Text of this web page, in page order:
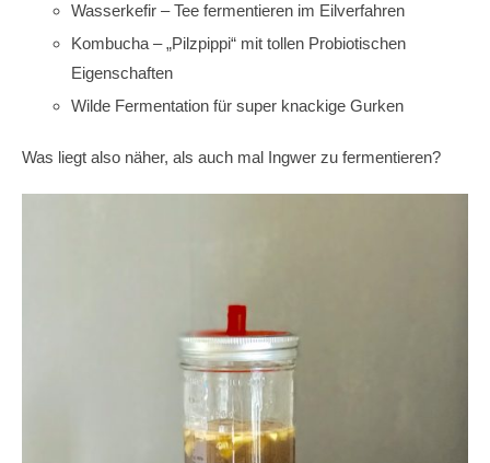
Wasserkefir – Tee fermentieren im Eilverfahren
Kombucha – „Pilzpippi“ mit tollen Probiotischen
Eigenschaften
Wilde Fermentation für super knackige Gurken
Was liegt also näher, als auch mal Ingwer zu fermentieren?